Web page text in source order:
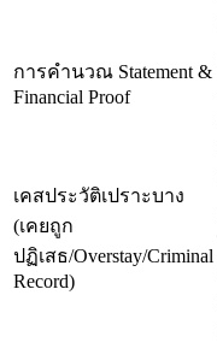
การคำนวณ Statement &
Financial Proof
เคสประวัติเปราะบาง
(เคยถูก
ปฏิเสธ/Overstay/Criminal
Record)